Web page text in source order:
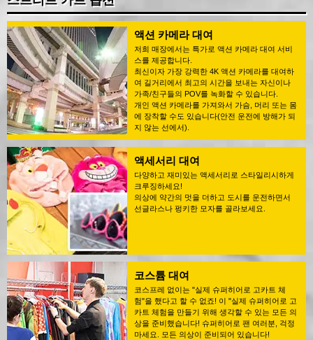
액션 카메라 대여
저희 매장에서는 특가로 액션 카메라 대여 서비
스를 제공합니다.
최신이자 가장 강력한 4K 액션 카메라를 대여하
여 길거리에서 최고의 시간을 보내는 자신이나
가족/친구들의 POV를 녹화할 수 있습니다.
개인 액션 카메라를 가져와서 가슴, 머리 또는 몸
에 장착할 수도 있습니다(안전 운전에 방해가 되
지 않는 선에서).
액세서리 대여
다양하고 재미있는 액세서리로 스타일리시하게
크루징하세요!
의상에 약간의 멋을 더하고 도시를 운전하면서
선글라스나 펑키한 모자를 골라보세요.
코스튬 대여
코스프레 없이는 "실제 슈퍼히어로 고카트 체
험"을 했다고 할 수 없죠! 이 "실제 슈퍼히어로 고
카트 체험을 만들기 위해 생각할 수 있는 모든 의
상을 준비했습니다! 슈퍼히어로 팬 여러분, 걱정
마세요. 모든 의상이 준비되어 있습니다!